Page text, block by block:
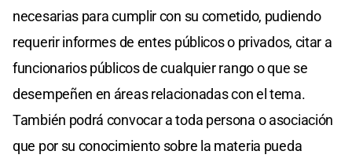
necesarias para cumplir con su cometido, pudiendo
requerir informes de entes públicos o privados, citar a
funcionarios públicos de cualquier rango o que se
desempeñen en áreas relacionadas con el tema.
También podrá convocar a toda persona o asociación
que por su conocimiento sobre la materia pueda